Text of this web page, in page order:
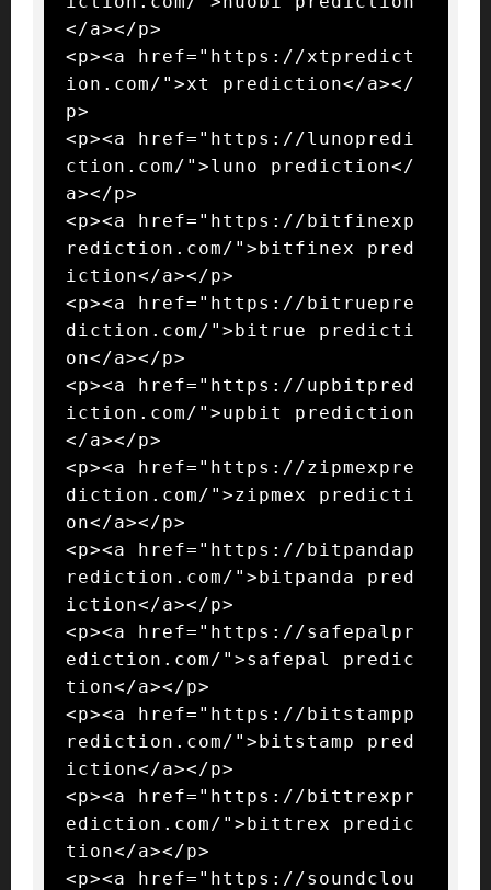
</a></p>
<p><a href="https://xtpredict
ion.com/">xt prediction</a></
p>
<p><a href="https://lunopredi
ction.com/">luno prediction</
a></p>
<p><a href="https://bitfinexp
rediction.com/">bitfinex pred
iction</a></p>
<p><a href="https://bitruepre
diction.com/">bitrue predicti
on</a></p>
<p><a href="https://upbitpred
iction.com/">upbit prediction
</a></p>
<p><a href="https://zipmexpre
diction.com/">zipmex predicti
on</a></p>
<p><a href="https://bitpandap
rediction.com/">bitpanda pred
iction</a></p>
<p><a href="https://safepalpr
ediction.com/">safepal predic
tion</a></p>
<p><a href="https://bitstampp
rediction.com/">bitstamp pred
iction</a></p>
<p><a href="https://bittrexpr
ediction.com/">bittrex predic
tion</a></p>
<p><a href="https://soundclou